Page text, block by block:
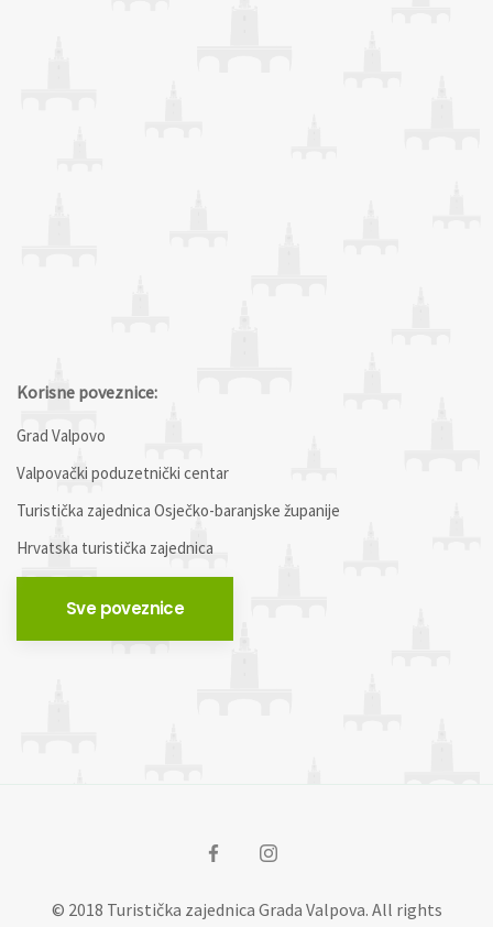
Korisne poveznice:
Grad Valpovo
Valpovački poduzetnički centar
Turistička zajednica Osječko-baranjske županije
Hrvatska turistička zajednica
Sve poveznice
© 2018 Turistička zajednica Grada Valpova. All rights